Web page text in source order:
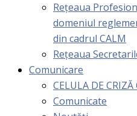
Reţeaua
domeniul
din cadrul CALM
Rețeaua
Comunicare
CELULA DE CRIZĂ
Comunicate